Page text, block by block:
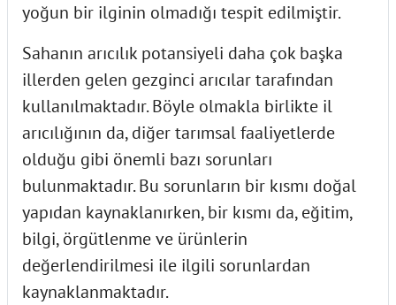
yoğun bir ilginin olmadığı tespit edilmiştir.
Sahanın arıcılık potansiyeli daha çok başka
illerden gelen gezginci arıcılar tarafından
kullanılmaktadır. Böyle olmakla birlikte il
arıcılığının da, diğer tarımsal faaliyetlerde
olduğu gibi önemli bazı sorunları
bulunmaktadır. Bu sorunların bir kısmı doğal
yapıdan kaynaklanırken, bir kısmı da, eğitim,
bilgi, örgütlenme ve ürünlerin
değerlendirilmesi ile ilgili sorunlardan
kaynaklanmaktadır.